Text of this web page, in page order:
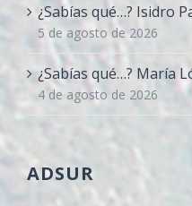
¿Sabías qué…? Isidro
5 de agosto de 2026
¿Sabías qué…? María
4 de agosto de 2026
ADSUR